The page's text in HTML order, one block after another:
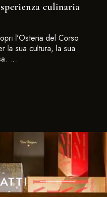
culinaria
l’Osteria del Corso
la sua cultura, la sua
…